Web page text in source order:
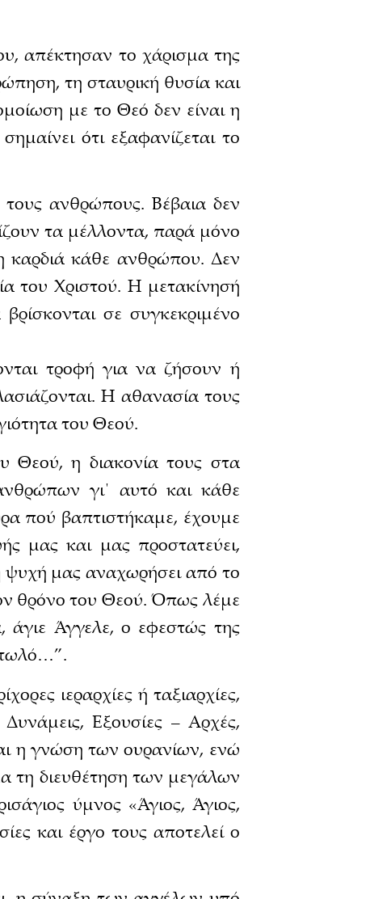
απέκτησαν το χάρισμα της
τη σταυρική θυσία και
με το Θεό δεν είναι η
ότι εξαφανίζεται το
τους ανθρώπους. Βέβαια δεν
τα μέλλοντα, παρά μόνο
καρδιά κάθε ανθρώπου. Δεν
του Χριστού. Η μετακίνησή
σε συγκεκριμένο
τροφή για να ζήσουν ή
Η αθανασία τους
του Θεού.
η διακονία τους στα
γι΄ αυτό και κάθε
πού βαπτιστήκαμε, έχουμε
μας και μας προστατεύει,
ψυχή μας αναχωρήσει από το
θρόνο του Θεού. Όπως λέμε
άγιε Άγγελε, ο εφεστώς της
ιεραρχίες ή ταξιαρχίες,
Εξουσίες – Αρχές,
η γνώση των ουρανίων, ενώ
τη διευθέτηση των μεγάλων
ύμνος «Άγιος, Άγιος,
και έργο τους αποτελεί ο